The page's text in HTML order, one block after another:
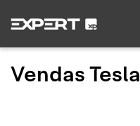
Vendas Tesla